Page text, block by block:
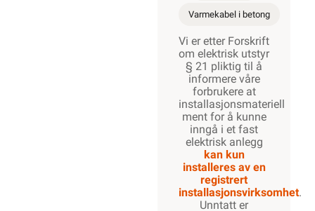
Varmekabel i betong
Vi er etter Forskrift
om elektrisk utstyr
§ 21 pliktig til å
informere våre
forbrukere at
installasjonsmateriell
ment for å kunne
inngå i et fast
elektrisk anlegg
kan kun
installeres av en
registrert
installasjonsvirksomhet.
Unntatt er